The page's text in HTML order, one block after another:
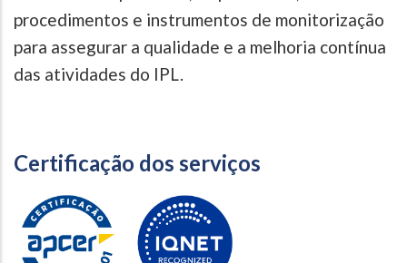
procedimentos e instrumentos de monitorização
para assegurar a qualidade e a melhoria contínua
das atividades do IPL.
Certificação dos serviços